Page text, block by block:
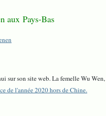
aux Pays-Bas
sur son site web. La femelle Wu Wen,
de l'année 2020 hors de Chine.